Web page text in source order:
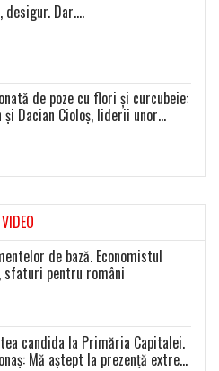
desigur. Dar….
de poze cu flori și curcubeie:
și Dacian Cioloș, liderii unor
VIDEO
de bază. Economistul
sfaturi pentru români
candida la Primăria Capitalei.
Mă aștept la prezență extrem